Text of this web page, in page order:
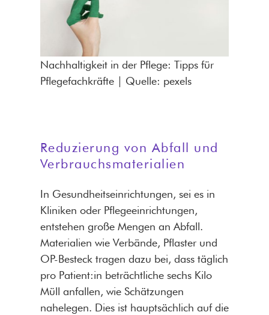
Nachhaltigkeit in der Pflege: Tipps für
Pflegefachkräfte | Quelle: pexels
Reduzierung von Abfall und
Verbrauchsmaterialien
In Gesundheitseinrichtungen, sei es in
Kliniken oder Pflegeeinrichtungen,
entstehen große Mengen an Abfall.
Materialien wie Verbände, Pflaster und
OP-Besteck tragen dazu bei, dass täglich
pro Patient:in beträchtliche sechs Kilo
Müll anfallen, wie Schätzungen
nahelegen. Dies ist hauptsächlich auf die